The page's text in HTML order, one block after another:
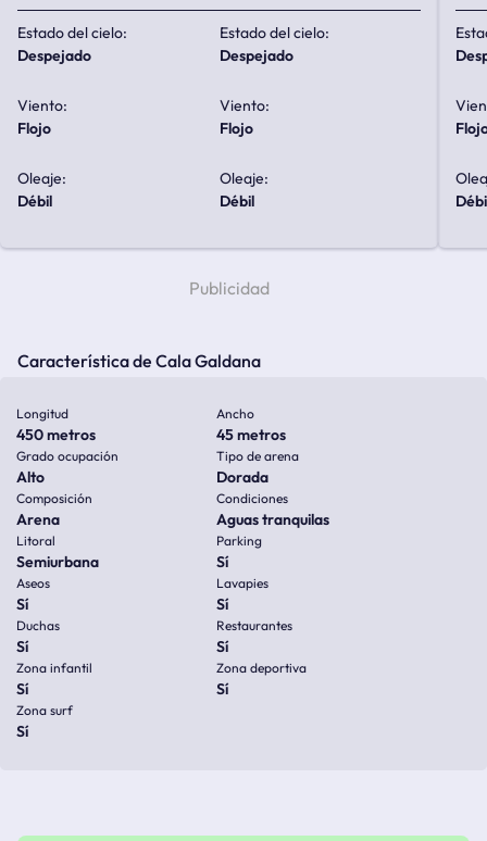
Estado del cielo:
despejado
Viento:
flojo
Oleaje:
débil
Estado del cielo:
despejado
Viento:
flojo
Oleaje:
débil
Característica de Cala Galdana
Longitud
450 metros
Ancho
45 metros
Grado ocupación
Alto
Tipo de arena
Dorada
Composición
Arena
Condiciones
Aguas tranquilas
Litoral
Semiurbana
Parking
Sí
Aseos
Sí
Lavapies
Sí
Duchas
Sí
Restaurantes
Sí
Zona infantil
Sí
Zona deportiva
Sí
Zona surf
Sí